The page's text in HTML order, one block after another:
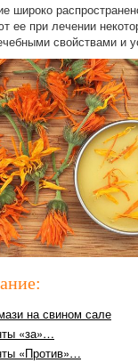
широко
ее при лечении
свойствами и
на свином сале
«за»…
«Против»…